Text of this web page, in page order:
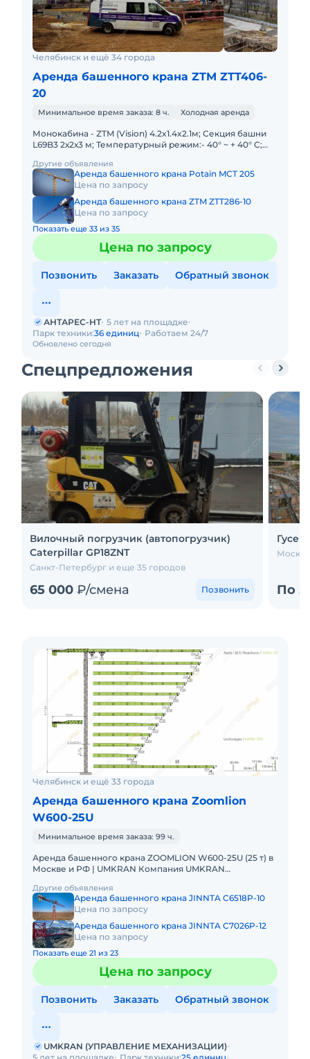
Челябинск и ещё 34 города
Аренда башенного крана ZTM ZTT406-
20
Минимальное время заказа: 8 ч. Холодная аренда
Монокабина - ZTM (Vision) 4.2x1.4x2.1м; Секция башни
L69B3 2х2х3 м; Температурный режим:- 40° ~ + 40° C;
60
Другие объявления
Аренда башенного крана Potain MCT 205
Цена по запросу
Аренда башенного крана ZTM ZTT286-10
Цена по запросу
Показать еще 33 из 35
Цена по запросу
Позвонить Заказать Обратный звонок
Обновлено сегодня
АНТАРЕС-НТ 5 лет на площадке
Парк техники:36 единиц Работаем 24/7
Спецпредложения
Вилочный погрузчик (автопогрузчик)
Caterpillar GP18ZNT
Санкт-Петербург и еще 35 городов
65 000 ₽/смена Позвонить По
Челябинск и ещё 33 города
Аренда башенного крана Zoomlion
W600-25U
Минимальное время заказа: 99 ч.
Аренда башенного крана ZOOMLION W600-25U (25 т) в
Москве и РФ | UMKRAN Компания UMKRAN
ZOOMLION W600-25U грузоподъемно
Другие объявления
Аренда башенного крана JINNTA C6518P-10
Цена по запросу
Аренда башенного крана JINNTA C7026P-12
Цена по запросу
Показать еще 21 из 23
Цена по запросу
Позвонить Заказать Обратный звонок
UMKRAN (УПРАВЛЕНИЕ МЕХАНИЗАЦИИ)